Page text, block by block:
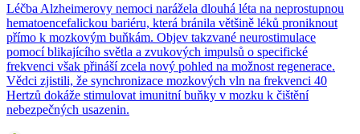
Léčba Alzheimerovy nemoci narážela dlouhá léta na neprostupnou
hematoencefalickou bariéru, která bránila většině léků proniknout
přímo k mozkovým buňkám. Objev takzvané neurostimulace
pomocí blikajícího světla a zvukových impulsů o specifické
frekvenci však přináší zcela nový pohled na možnost regenerace.
Vědci zjistili, že synchronizace mozkových vln na frekvenci 40
Hertzů dokáže stimulovat imunitní buňky v mozku k čištění
nebezpečných usazenin.